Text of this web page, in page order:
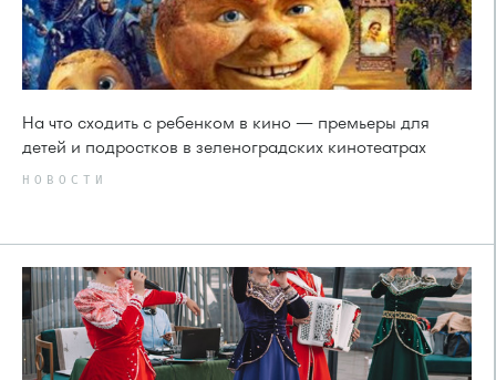
На что сходить с ребенком в кино — премьеры для
детей и подростков в зеленоградских кинотеатрах
НОВОСТИ